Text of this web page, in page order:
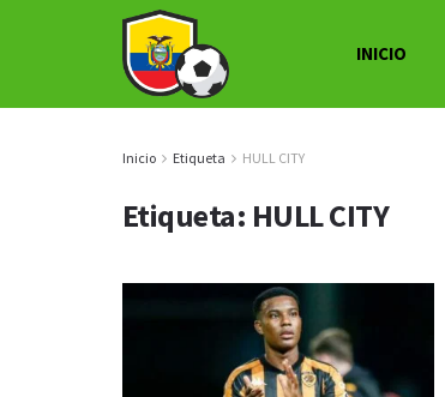
INICIO
Inicio Etiqueta HULL CITY
Etiqueta: HULL CITY